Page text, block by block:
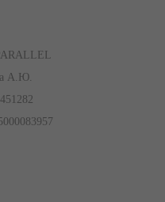
А.Ю.